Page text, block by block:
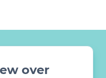
over